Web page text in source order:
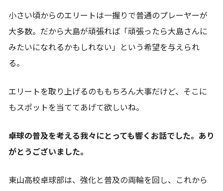
小さい頃からのエリートは一握りで普通のプレーヤーが
大多数。だから大島が頑張れば「頑張ったら大島さんに
みたいになれるかもしれない」という希望を与えられ
る。
エリートを取り上げるのももちろん大事だけど、そこに
もスポットを当ててあげて欲しいね。
――卓球の普及を考える我々にとっても響くお話でした。あり
がとうございました。
東山高校卓球部は、強化と普及の両輪を回し、これから